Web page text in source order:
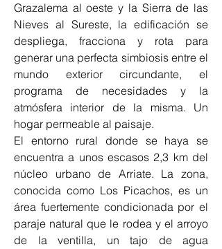
Grazalema al oeste y la Sierra de las
Nieves al Sureste, la edificación se
despliega, fracciona y rota para
generar una perfecta simbiosis entre el
mundo exterior circundante, el
programa de necesidades y la
atmósfera interior de la misma. Un
hogar permeable al paisaje.
El entorno rural donde se haya se
encuentra a unos escasos 2,3 km del
núcleo urbano de Arriate. La zona,
conocida como Los Picachos, es un
área fuertemente condicionada por el
paraje natural que le rodea y el arroyo
de la ventilla, un tajo de agua